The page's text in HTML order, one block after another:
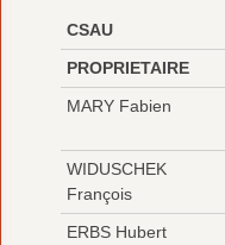
CSAU
PROPRIETAIRE
MARY Fabien
WIDUSCHEK
François
ERBS Hubert